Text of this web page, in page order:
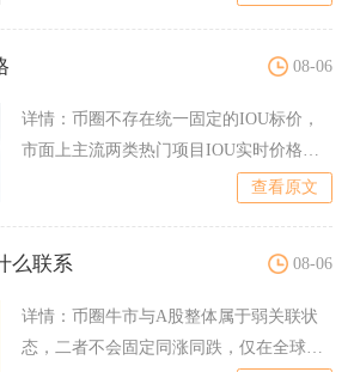
08-06
详情： 币圈不存在统一固定的IOU标价，
市面上主流两类热门项目IOU实时价格分
查看原文
么联系 08-06
详情： 币圈牛市与A股整体属于弱关联状
态，二者不会固定同涨同跌，仅在全球流